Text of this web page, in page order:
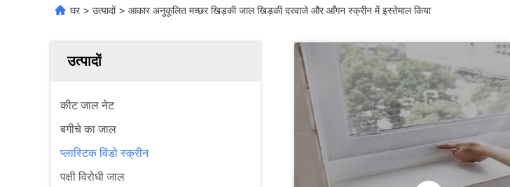
घर > उत्पादों > आकार अनुकूलित मच्छर खिड़की जाल खिड़की दरवाजे और आँगन स्क्रीन में इस्तेमाल किया
उत्पादों
कीट जाल नेट
बगीचे का जाल
प्लास्टिक विंडो स्क्रीन
पक्षी विरोधी जाल